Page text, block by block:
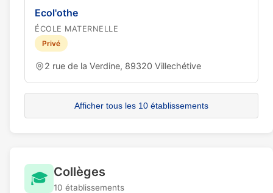
Ecol'othe
ÉCOLE MATERNELLE
Privé
2 rue de la Verdine, 89320 Villechétive
Afficher tous les 10 établissements
🎓 Collèges
10 établissements